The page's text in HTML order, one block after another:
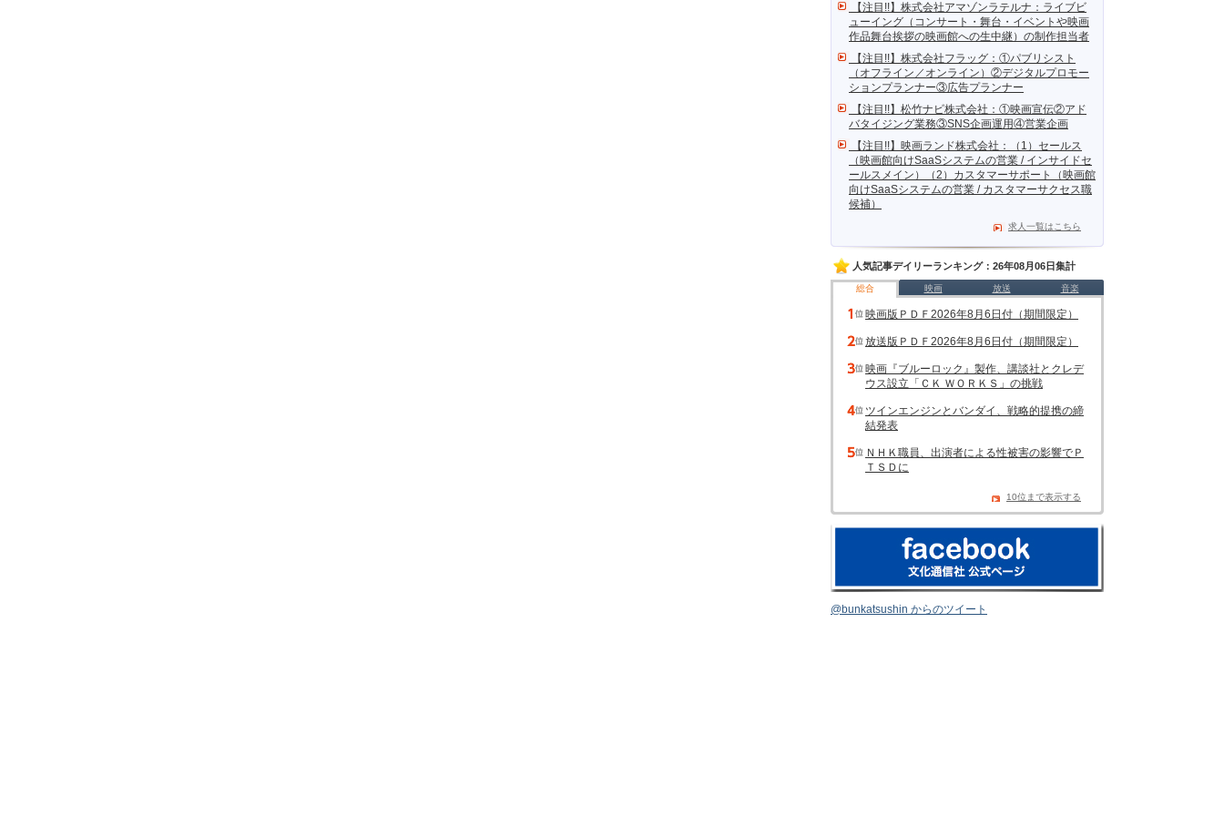
【注目!!】株式会社アマゾンラテルナ：ライブビ
ューイング（コンサート・舞台・イベントや映画
作品舞台挨拶の映画館への生中継）の制作担当者
【注目!!】株式会社フラッグ：①パブリシスト
（オフライン／オンライン）②デジタルプロモー
ションプランナー③広告プランナー
【注目!!】松竹ナビ株式会社：①映画宣伝②アド
バタイジング業務③SNS企画運用④営業企画
【注目!!】映画ランド株式会社：（1）セールス
（映画館向けSaaSシステムの営業 / インサイドセ
ールスメイン）（2）カスタマーサポート（映画館
向けSaaSシステムの営業 / カスタマーサクセス職
候補）
求人一覧はこちら
人気記事デイリーランキング：26年08月06日集計
総合 映画 放送 音楽
映画版ＰＤＦ2026年8月6日付（期間限定）
放送版ＰＤＦ2026年8月6日付（期間限定）
映画『ブルーロック』製作、講談社とクレデ
ウス設立「ＣＫ ＷＯＲＫＳ」の挑戦
ツインエンジンとバンダイ、戦略的提携の締
結発表
ＮＨＫ職員、出演者による性被害の影響でＰ
ＴＳＤに
10位まで表示する
@bunkatsushin からのツイート